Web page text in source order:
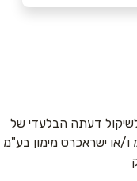
ביוטיוב
דעתה הבלעדי של
או ישראכרט מימון בע"מ